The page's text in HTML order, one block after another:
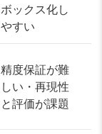
ボックス化し
やすい
精度保証が難
しい・再現性
と評価が課題